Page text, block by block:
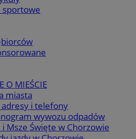
sportowe
O MIEŚCIE
miasta
adresy i telefony
wywozu odpadów
i Msze Święte w Chorzowie